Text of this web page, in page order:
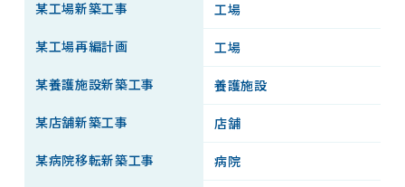
某工場新築工事 工場
某工場再編計画 工場
某養護施設新築工事 養護施設
某店舗新築工事 店舗
某病院移転新築工事 病院